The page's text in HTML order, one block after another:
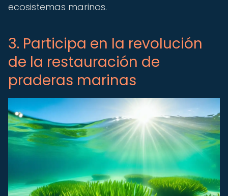
ecosistemas marinos.
3. Participa en la revolución
de la restauración de
praderas marinas